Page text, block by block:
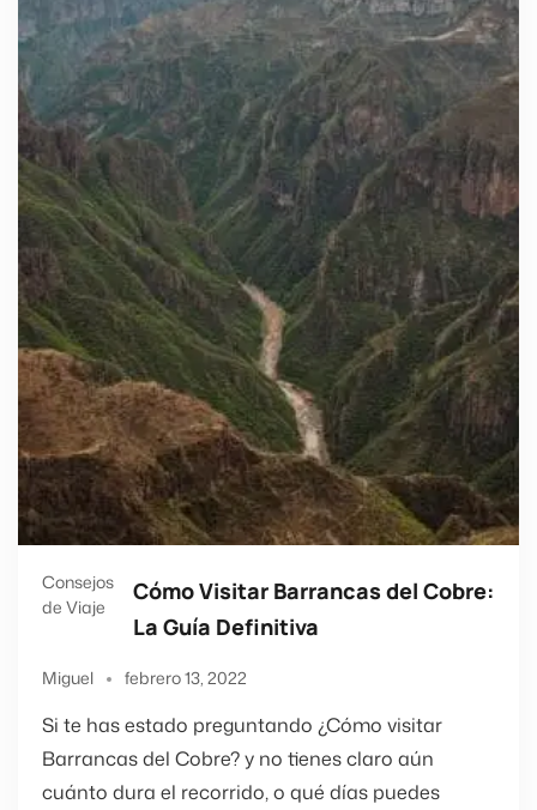
Consejos
de Viaje
Cómo Visitar Barrancas del Cobre:
La Guía Definitiva
Miguel febrero 13, 2022
Si te has estado preguntando ¿Cómo visitar
Barrancas del Cobre? y no tienes claro aún
cuánto dura el recorrido, o qué días puedes